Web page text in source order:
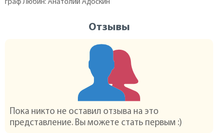
граф Любин: Анатолий Адоскин
Отзывы
Пока никто не оставил отзыва на это
представление. Вы можете стать первым :)